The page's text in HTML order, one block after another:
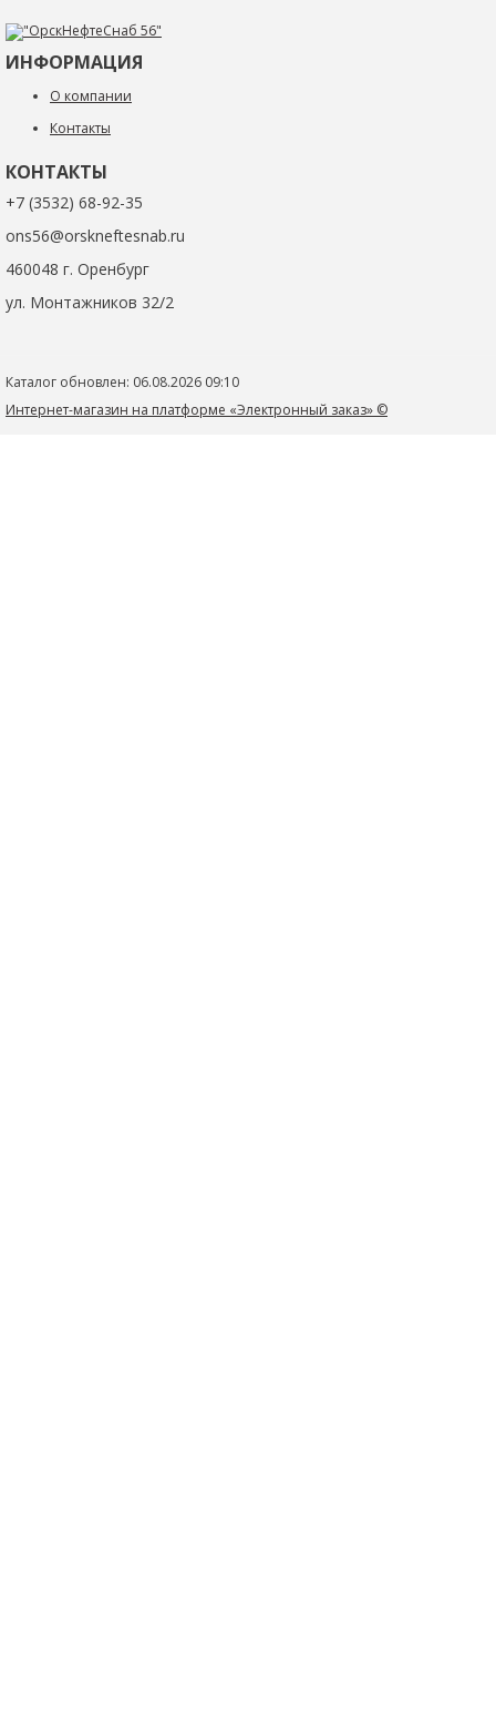
ИНФОРМАЦИЯ
О компании
Контакты
КОНТАКТЫ
+7 (3532) 68-92-35
ons56@orskneftesnab.ru
460048 г. Оренбург
ул. Монтажников 32/2
Каталог обновлен: 06.08.2026 09:10
Интернет-магазин на платформе «Электронный заказ» ©